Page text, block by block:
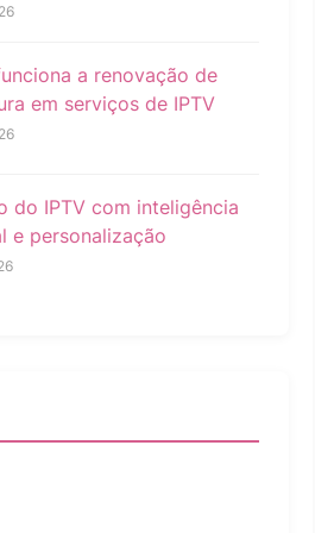
a renovação de
em serviços de IPTV
do IPTV com inteligência
e personalização